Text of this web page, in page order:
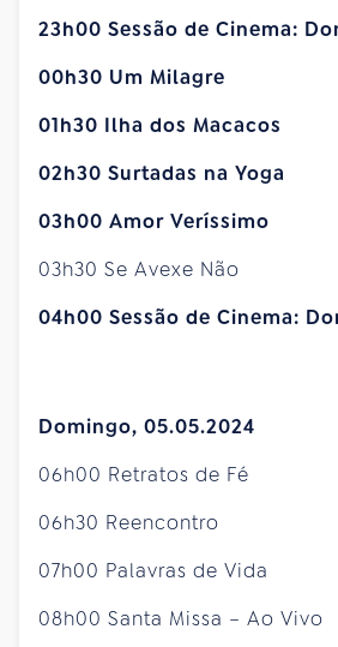
23h00 Sessão de Cinema:
00h30 Um Milagre
01h30 Ilha dos Macacos
02h30 Surtadas na Yoga
03h00 Amor Veríssimo
03h30 Se Avexe Não
04h00 Sessão de Cinema:
Domingo, 05.05.2024
06h00 Retratos de Fé
06h30 Reencontro
07h00 Palavras de Vida
08h00 Santa Missa – Ao Vivo